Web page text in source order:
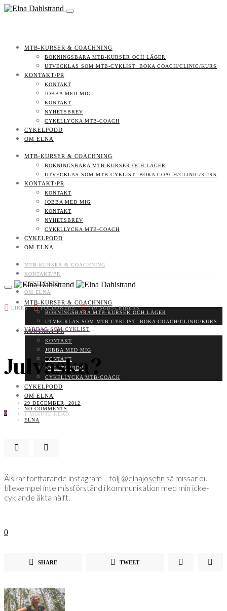
MTB-KURSER & COACHNING
BOKNINGSBARA MTB-KURSER OCH LÄGER
UTVECKLAS SOM MTB-CYKLIST: BOKA COACH/CLINIC/KURS
KONTAKT/PR
KONTAKT
JOBBA MED MIG
KONTAKT
NYHETSBREV
CYKELLYCKA MTB-COACH
CYKELPODD
OM ELNA
MTB-KURSER & COACHNING
BOKNINGSBARA MTB-KURSER OCH LÄGER
UTVECKLAS SOM MTB-CYKLIST: BOKA COACH/CLINIC/KURS
KONTAKT/PR
KONTAKT
JOBBA MED MIG
KONTAKT
NYHETSBREV
CYKELLYCKA MTB-COACH
CYKELPODD
OM ELNA
MTB-KURSER & COACHNING
KONTAKT/PR
CYKELPODD
OM ELNA
LIKES FOLLOWERS 710 SUBSCRIBERS
MTB-KURSER & COACHNING
BOKNINGSBARA MTB-KURSER OCH LÄGER
UTVECKLAS SOM MTB-CYKLIST: BOKA COACH/CLINIC/KURS
KONTAKT/PR
KONTAKT
JOBBA MED MIG
KONTAKT
NYHETSBREV
CYKELLYCKA MTB-COACH
CYKELPODD
OM ELNA
0
VARDAG SOM CYKLIST
Julväska?
29 DECEMBER, 2012
NO COMMENTS
1 MINUTE READ
ELNA
Älskar fortfarande instagram – följ @elnajosefin så missar du
tillexempel inte missförstånd i kommunikation med min icke-
cyklande äkta hälft.
0
SHARE TWEET